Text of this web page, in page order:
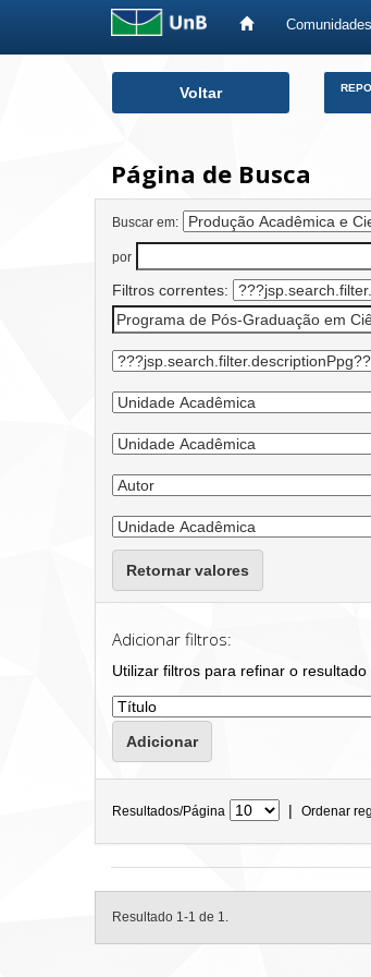
Voltar
Página de Busca
Buscar em:
por
Filtros correntes:
Retornar valores
Adicionar filtros:
Utilizar filtros para refinar o resultado
Resultados/Página | Ordenar
Resultado 1-1 de 1.